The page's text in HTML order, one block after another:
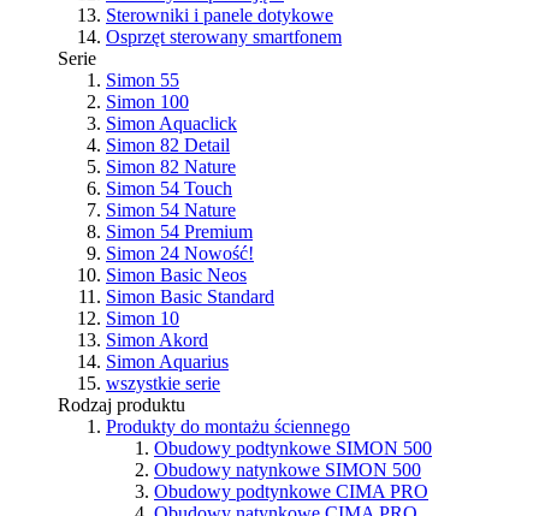
Sterowniki i panele dotykowe
Osprzęt sterowany smartfonem
Serie
Simon 55
Simon 100
Simon Aquaclick
Simon 82 Detail
Simon 82 Nature
Simon 54 Touch
Simon 54 Nature
Simon 54 Premium
Simon 24 Nowość!
Simon Basic Neos
Simon Basic Standard
Simon 10
Simon Akord
Simon Aquarius
wszystkie serie
Rodzaj produktu
Produkty do montażu ściennego
Obudowy podtynkowe SIMON 500
Obudowy natynkowe SIMON 500
Obudowy podtynkowe CIMA PRO